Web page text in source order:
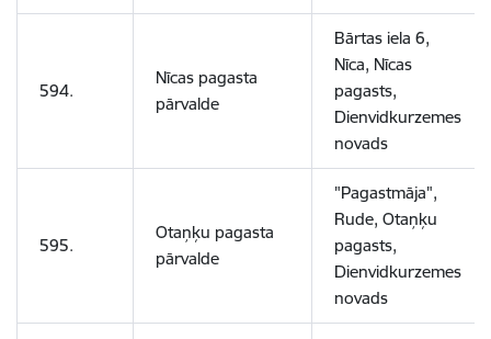
594.
Nīcas pagasta
pārvalde
Bārtas iela 6,
Nīca, Nīcas
pagasts,
Dienvidkurzemes
novads
595.
Otaņķu pagasta
pārvalde
"Pagastmāja",
Rude, Otaņķu
pagasts,
Dienvidkurzemes
novads